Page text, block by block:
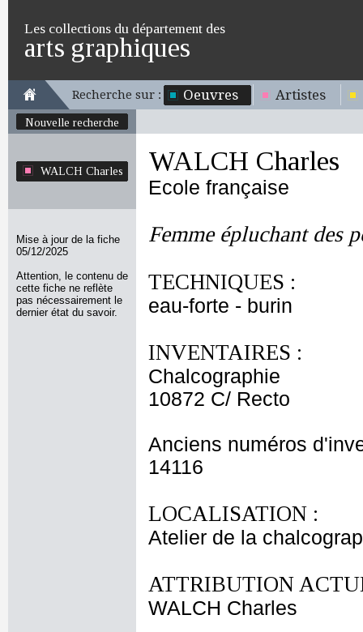
Les collections du département des
arts graphiques
Recherche sur : Oeuvres Artistes
Nouvelle recherche
WALCH Charles
Mise à jour de la fiche
05/12/2025
Attention, le contenu de
cette fiche ne reflète
pas nécessairement le
dernier état du savoir.
WALCH Charles
Ecole française
Femme épluchant des
TECHNIQUES :
eau-forte - burin
INVENTAIRES :
Chalcographie
10872 C/ Recto
Anciens numéros
14116
LOCALISATION :
Atelier de la
ATTRIBUTION
WALCH Charles